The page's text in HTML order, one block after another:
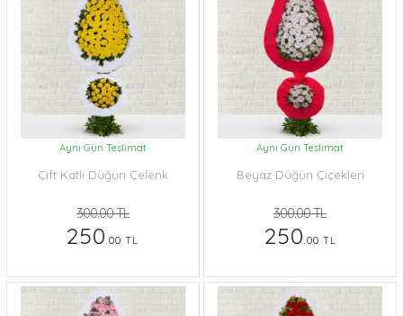
Aynı Gün Teslimat
Çift Katlı Düğün Çelenk
300.00 TL
250.00 TL
Aynı Gün Teslimat
Beyaz Düğün Çiçekleri
300.00 TL
250.00 TL